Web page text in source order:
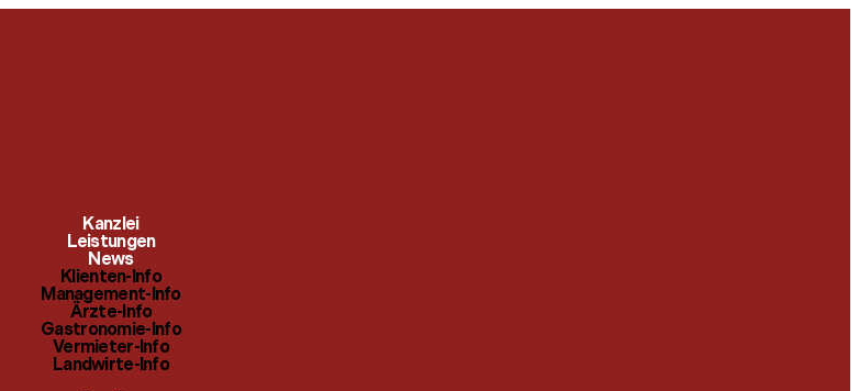
Management-Info
Ärzte-Info
Gastronomie-Info
Vermieter-Info
Checklisten
Finanzämter
Formulare
Links
Kanzlei
Leistungen
News
Klienten-Info
Management-Info
Ärzte-Info
Gastronomie-Info
Vermieter-Info
Landwirte-Info